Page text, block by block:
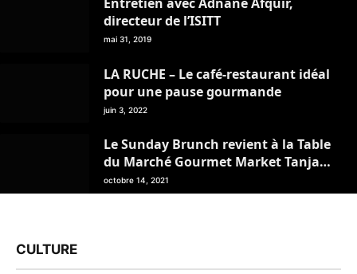
directeur de l’ISITT
mai 31, 2019
LA RUCHE – Le café-restaurant idéal
pour une pause gourmande
juin 3, 2022
Le Sunday Brunch revient à la Table
du Marché Gourmet Market Tanja
Marina Bay
octobre 14, 2021
CULTURE